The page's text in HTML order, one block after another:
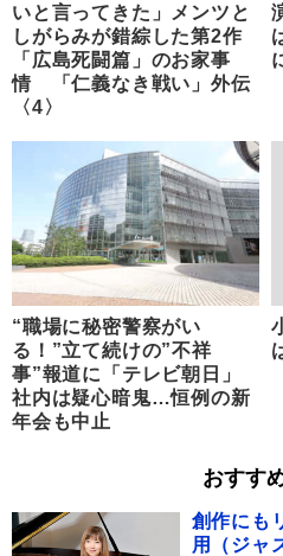
いと言ってきた」メンツと
しがらみが錯綜した第2作
「広島死闘篇」のお家事
情 「仁義なき戦い」外伝
〈4〉
“職場に秘密警察がい
る！”立て続けの”不祥
事”報道に「テレビ朝日」
社内は疑心暗鬼…恒例の新
年会も中止
おすす
創作にも
用（ジャ